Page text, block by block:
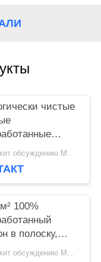
чистые
ткани
Подлежит обсуждению MOQ:Negotiable
100%
в полоску,
2536
Подлежит обсуждению MOQ:Negotiable